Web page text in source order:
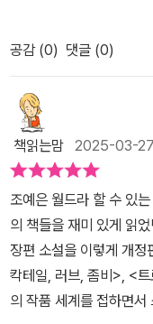
도 아니고, 저주 그 자체
르는 사람들이 타인을 희
람들을 짓밟고 이용했습
답지 않았죠​란이 꿈꾸
나 그가 가진 능력은 그
능력 때문에 고통받는 역
고, 결국 모든 것을 잃게
그의 삶을 조종하는 모습
이라는 생각이 확고히 들
불리기 위해서 악이 되
을 위해서 악이 되었으니
리즈를 기대한다고 했는
른 후 다시 읽어서인지
병을 옮길 수 있는 전이
여 다른 사람의 질병을
전이능력이 누군가에게
이다. 축복은 그 고통과
는 사람이다. 실제 이런
까? 생각만 해도 끔찍하
이 불가능할 것이다. 아
이용되면서 사육 당할 것
영생을 꿈꾸고, 누군가
점으로 이어진다. 한 명
공감 (0) 댓글 (0)
책읽는맘 2025-03-27
조예은 월드라 할 수 있
의 책들을 재미 있게 읽
장편 소설을 이렇게 개
칵테일, 러브, 좀비>, <
의 작품 세계를 접하면서